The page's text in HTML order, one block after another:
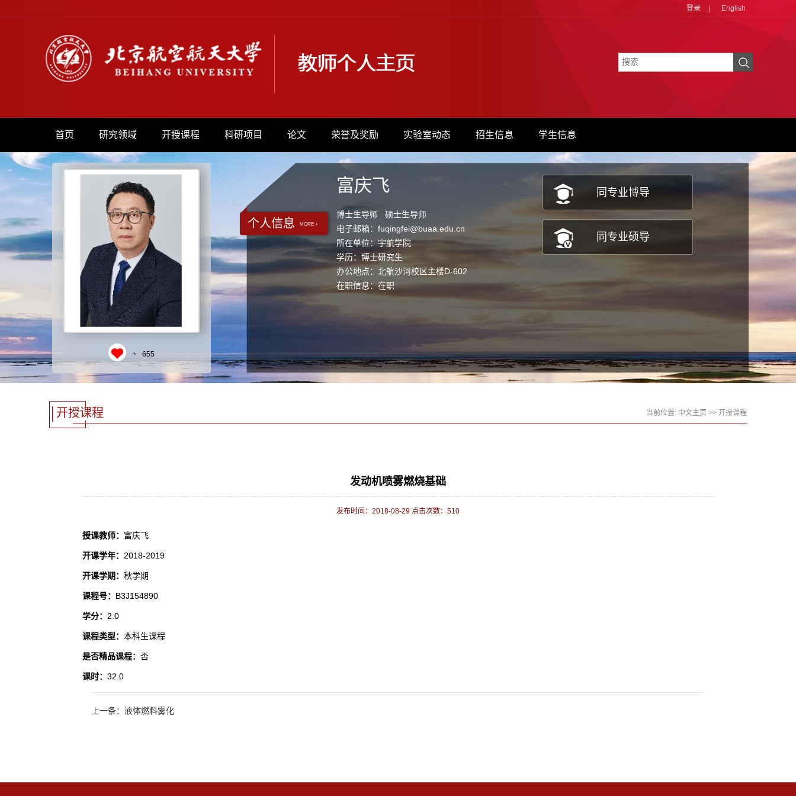
登录 English
首页 研究领域 开授课程 科研项目 论文 荣誉及奖励 实验室动态 招生信息 学生信息
+ 655
个人信息 MORE +
富庆飞
博士生导师 硕士生导师
电子邮箱： fuqingfei@buaa.edu.cn
所在单位：宇航学院
学历：博士研究生
办公地点：北航沙河校区主楼D-602
在职信息：在职
同专业博导
同专业硕导
开授课程 当前位置: 中文主页 >> 开授课程
发动机喷雾燃烧基础
发布时间：2018-08-29 点击次数： 510
授课教师： 富庆飞
开课学年： 2018-2019
开课学期： 秋学期
课程号： B3J154890
学分： 2.0
课程类型： 本科生课程
是否精品课程： 否
课时： 32.0
上一条：液体燃料雾化